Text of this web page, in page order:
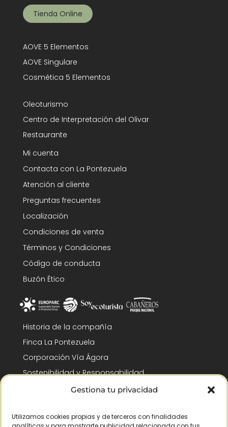
Gestiona tu privacidad
Utilizamos cookies propias y de terceros con finalidades
Tienda Online
AOVE 5 Elementos
AOVE Singulare
Cosmética 5 Elementos
Oleoturismo
Centro de Interpretación del Olivar
Restaurante
Mi cuenta
Contacta con La Pontezuela
Atención al cliente
Preguntas frecuentes
Localización
Condiciones de venta
Términos y Condiciones
Código de conducta
Buzón Ético
Historia de la compañía
Finca La Pontezuela
Corporación Vía Ágora
Sostenibilidad y Responsabilidad
RSC y Fundación Gómez-Pintado
Reconocimientos